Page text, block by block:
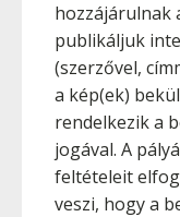
hozzájárulnak
publikáljuk
(szerzővel,
a kép(ek)
rendelkezik a
jogával. A
feltételeit
veszi, hogy a